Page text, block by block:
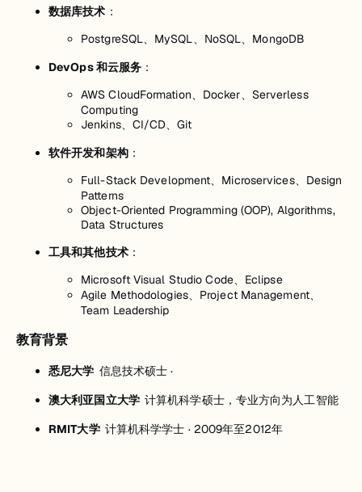
数据库技术 ：
PostgreSQL、MySQL、NoSQL、MongoDB
DevOps 和云服务 ：
AWS CloudFormation、Docker、Serverless
Computing
Jenkins、CI/CD、Git
软件开发和架构：
Full-Stack Development、Microservices、Design
Patterns
Object-Oriented Programming (OOP), Algorithms,
Data Structures
工具和其他技术：
Microsoft Visual Studio Code、Eclipse
Agile Methodologies、Project Management、
Team Leadership
教育背景
悉尼大学 信息技术硕士 ·
澳大利亚国立大学 计算机科学硕士，专业方向为人工智能
RMIT大学 计算机科学学士 · 2009年至2012年